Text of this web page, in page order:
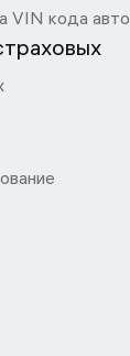
VIN кода авто